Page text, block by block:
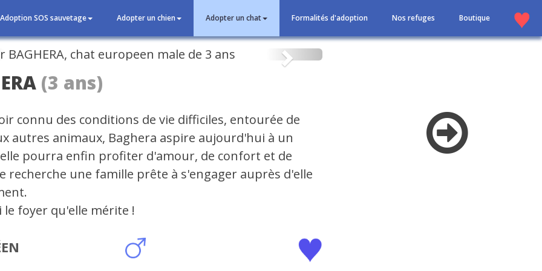
Adoption SOS sauvetage Adopter un chien Adopter un chat Formalités d'adoption Nos refuges Boutique
Suivant
(3 ans)
connu des conditions de vie difficiles, entourée de
autres animaux, Baghera aspire aujourd'hui à un
pourra enfin profiter d'amour, de confort et de
recherche une famille prête à s'engager auprès d'elle
le foyer qu'elle mérite !